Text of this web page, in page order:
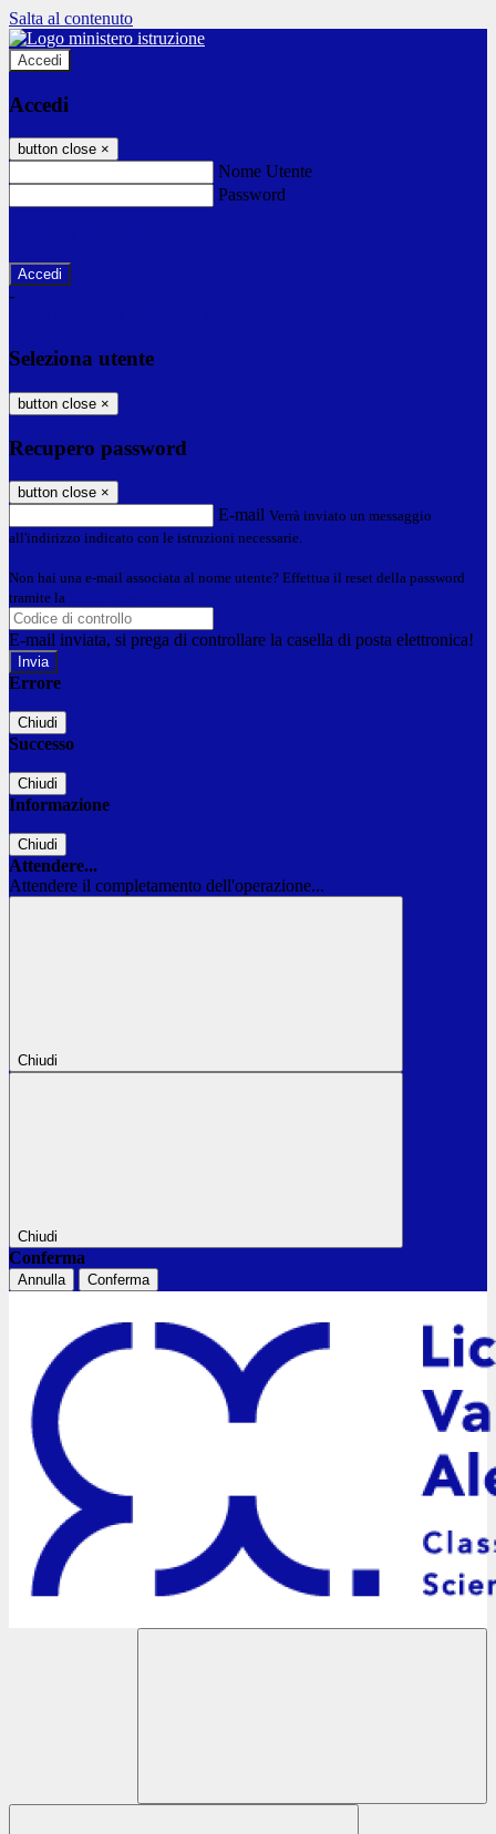
Salta al contenuto
Accedi
Accedi
button close ×
Nome Utente
Password
-
Seleziona utente
button close ×
Recupero password
button close ×
E-mail Verrà inviato un messaggio
all'indirizzo indicato con le istruzioni necessarie.
Non hai una e-mail associata al nome utente? Effettua il reset della password
tramite la
E-mail inviata, si prega di controllare la casella di posta elettronica!
Errore
Chiudi
Successo
Chiudi
Informazione
Chiudi
Attendere...
Attendere il completamento dell'operazione...
Chiudi
Chiudi
Conferma
Annulla Conferma